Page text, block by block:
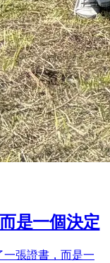
是一個決定
張證書，而是一